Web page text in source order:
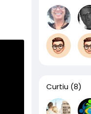
Curtiu (8)